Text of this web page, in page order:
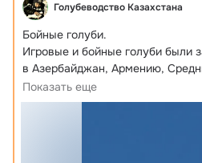
Голубеводство Казахстана
Бойные голуби.
Игровые и бойные голуби были
в Азербайджан, Армению,
Бухарский...
Показать еще